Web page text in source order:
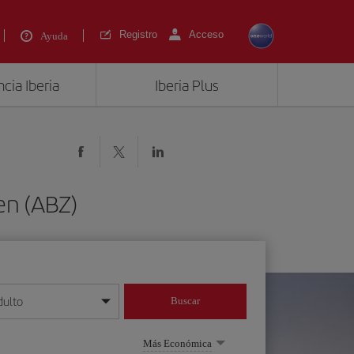
Ayuda Registro Acceso
Iberia Iberia Plus
(ABZ)
mes/año
Buscar
Más Económica